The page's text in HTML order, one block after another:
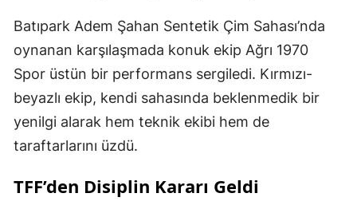
Batıpark Adem Şahan Sentetik Çim Sahası’nda
oynanan karşılaşmada konuk ekip Ağrı 1970
Spor üstün bir performans sergiledi. Kırmızı-
beyazlı ekip, kendi sahasında beklenmedik bir
yenilgi alarak hem teknik ekibi hem de
taraftarlarını üzdü.
TFF’den Disiplin Kararı Geldi